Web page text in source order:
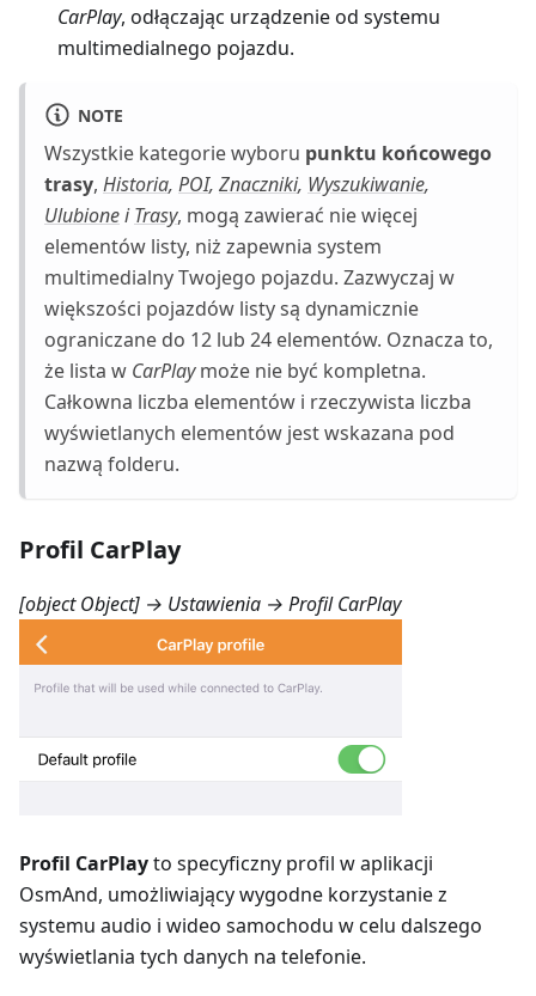
CarPlay, odłączając urządzenie od systemu
multimedialnego pojazdu.
NOTE
Wszystkie kategorie wyboru punktu końcowego
trasy, Historia, POI, Znaczniki, Wyszukiwanie,
UlubioneiTrasy, mogą zawierać nie więcej
elementów listy, niż zapewnia system
multimedialny Twojego pojazdu. Zazwyczaj w
większości pojazdów listy są dynamicznie
ograniczane do 12 lub 24 elementów. Oznacza to,
że lista w CarPlaymoże nie być kompletna.
Całkowna liczba elementów i rzeczywista liczba
wyświetlanych elementów jest wskazana pod
nazwą folderu.
Profil CarPlay
[object Object] → Ustawienia → Profil CarPlay
Profil CarPlayto specyficzny profil w aplikacji
OsmAnd, umożliwiający wygodne korzystanie z
systemu audio i wideo samochodu w celu dalszego
wyświetlania tych danych na telefonie.